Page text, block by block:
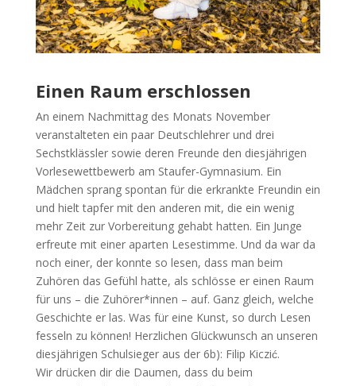
Einen Raum erschlossen
An einem Nachmittag des Monats November
veranstalteten ein paar Deutschlehrer und drei
Sechstklässler sowie deren Freunde den diesjährigen
Vorlesewettbewerb am Staufer-Gymnasium. Ein
Mädchen sprang spontan für die erkrankte Freundin ein
und hielt tapfer mit den anderen mit, die ein wenig
mehr Zeit zur Vorbereitung gehabt hatten. Ein Junge
erfreute mit einer aparten Lesestimme. Und da war da
noch einer, der konnte so lesen, dass man beim
Zuhören das Gefühl hatte, als schlösse er einen Raum
für uns – die Zuhörer*innen – auf. Ganz gleich, welche
Geschichte er las. Was für eine Kunst, so durch Lesen
fesseln zu können! Herzlichen Glückwunsch an unseren
diesjährigen Schulsieger aus der 6b): Filip Kiczić.
Wir drücken dir die Daumen, dass du beim